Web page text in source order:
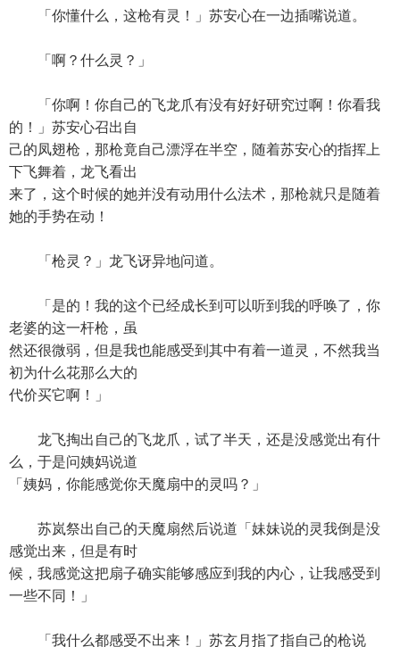
「你懂什么，这枪有灵！」苏安心在一边插嘴说道。
「啊？什么灵？」
「你啊！你自己的飞龙爪有没有好好研究过啊！你看我
的！」苏安心召出自
己的凤翅枪，那枪竟自己漂浮在半空，随着苏安心的指挥上
下飞舞着，龙飞看出
来了，这个时候的她并没有动用什么法术，那枪就只是随着
她的手势在动！
「枪灵？」龙飞讶异地问道。
「是的！我的这个已经成长到可以听到我的呼唤了，你
老婆的这一杆枪，虽
然还很微弱，但是我也能感受到其中有着一道灵，不然我当
初为什么花那么大的
代价买它啊！」
龙飞掏出自己的飞龙爪，试了半天，还是没感觉出有什
么，于是问姨妈说道
「姨妈，你能感觉你天魔扇中的灵吗？」
苏岚祭出自己的天魔扇然后说道「妹妹说的灵我倒是没
感觉出来，但是有时
候，我感觉这把扇子确实能够感应到我的内心，让我感受到
一些不同！」
「我什么都感受不出来！」苏玄月指了指自己的枪说